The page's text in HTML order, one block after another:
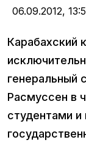
06.09.2012,
Карабахский
генеральный
Расмуссен в
студентами и